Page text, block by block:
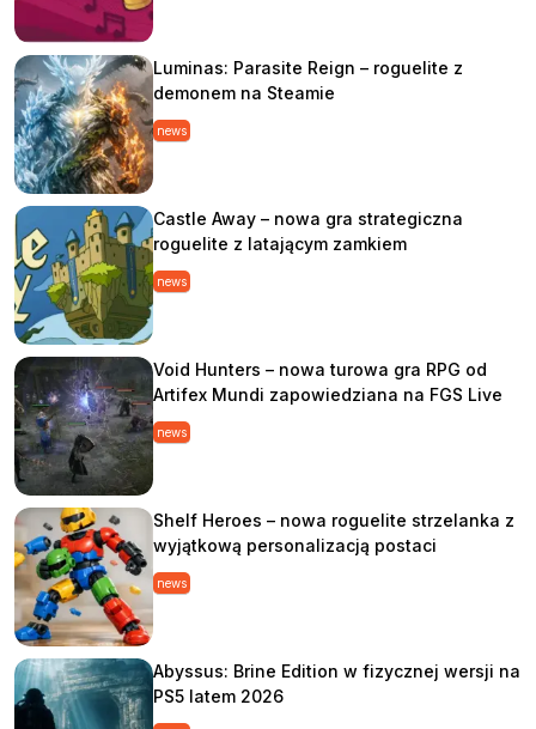
Luminas: Parasite Reign – roguelite z
demonem na Steamie
news
Castle Away – nowa gra strategiczna
roguelite z latającym zamkiem
news
Void Hunters – nowa turowa gra RPG od
Artifex Mundi zapowiedziana na FGS Live
news
Shelf Heroes – nowa roguelite strzelanka z
wyjątkową personalizacją postaci
news
Abyssus: Brine Edition w fizycznej wersji na
PS5 latem 2026